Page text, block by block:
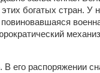
богатых стран. У
В его распоряжении